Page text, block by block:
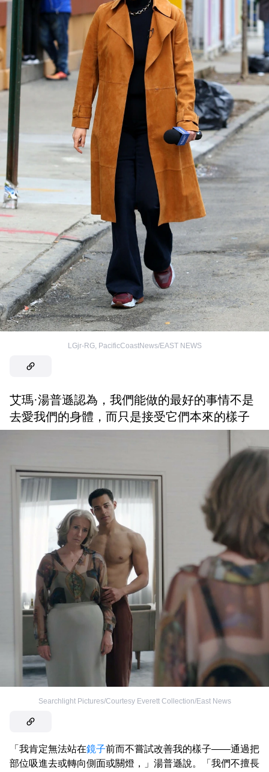
LGjr-RG, PacificCoastNews/EAST NEWS
艾瑪·湯普遜認為，我們能做的最好的事情不是
去愛我們的身體，而只是接受它們本來的樣子
Searchlight Pictures/Courtesy Everett Collection/East News
「我肯定無法站在鏡子前而不嘗試改善我的樣子——通過把
部位吸進去或轉向側面或關燈，」湯普遜說。「我們不擅長